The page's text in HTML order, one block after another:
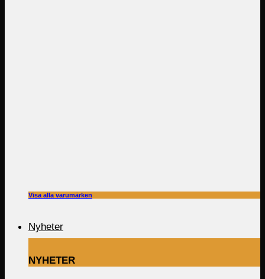
Visa alla varumärken
Nyheter
NYHETER